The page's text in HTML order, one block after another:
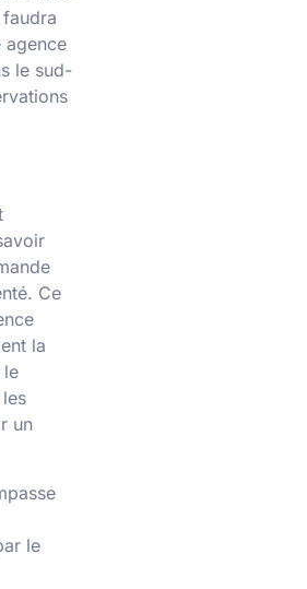
agence
le sud-
Ce
la
le
un
le